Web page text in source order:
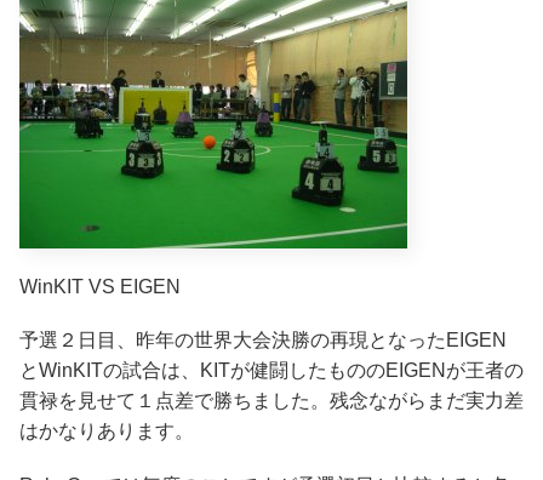
WinKIT VS EIGEN
予選２日目、昨年の世界大会決勝の再現となったEIGEN
とWinKITの試合は、KITが健闘したもののEIGENが王者の
貫禄を見せて１点差で勝ちました。残念ながらまだ実力差
はかなりあります。